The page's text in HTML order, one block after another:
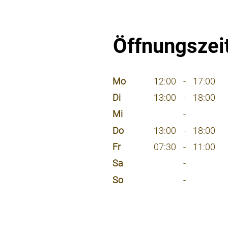
Mo
12:00 - 17:00
Di
13:00 - 18:00
Mi
-
Do
13:00 - 18:00
Fr
07:30 - 11:00
Sa
-
So
-